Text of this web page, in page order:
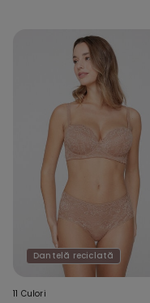
Dantelă reciclată
11 Culori